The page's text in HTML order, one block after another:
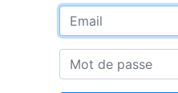
Email
Mot de passe